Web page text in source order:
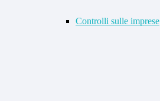
Controlli sulle imprese